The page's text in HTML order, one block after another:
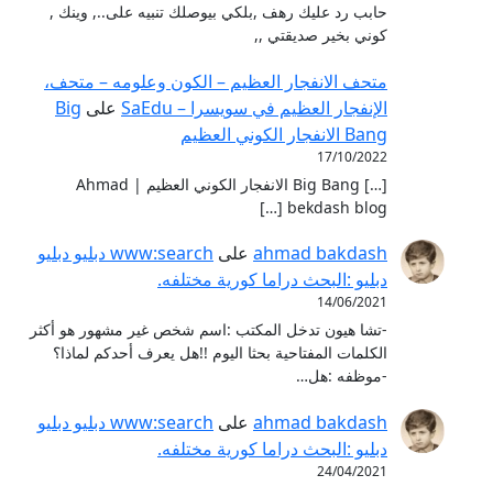
حابب رد عليك رهف ,بلكي بيوصلك تنبيه على.., وينك ,
كوني بخير صديقتي ,,
متحف الانفجار العظيم – ‫الكون وعلومه – متحف،
الإنفجار العظيم في سويسرا – SaEdu
على Big
Bang الانفجار الكوني العظيم
17/10/2022
[…] Big Bang الانفجار الكوني العظيم | Ahmad
bekdash blog […]
ahmad bakdash على
www:search دبليو دبليو
دبليو :البحث دراما كورية مختلفه.
14/06/2021
-تشا هيون تدخل المكتب :اسم شخص غير مشهور هو أكثر
الكلمات المفتاحية بحثا اليوم !!هل يعرف أحدكم لماذا؟
-موظفه :هل…
ahmad bakdash على
www:search دبليو دبليو
دبليو :البحث دراما كورية مختلفه.
24/04/2021